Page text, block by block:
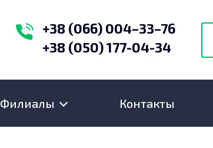
+38 (066) 004–33–76
+38 (050) 177-04-34
Филиалы Контакты